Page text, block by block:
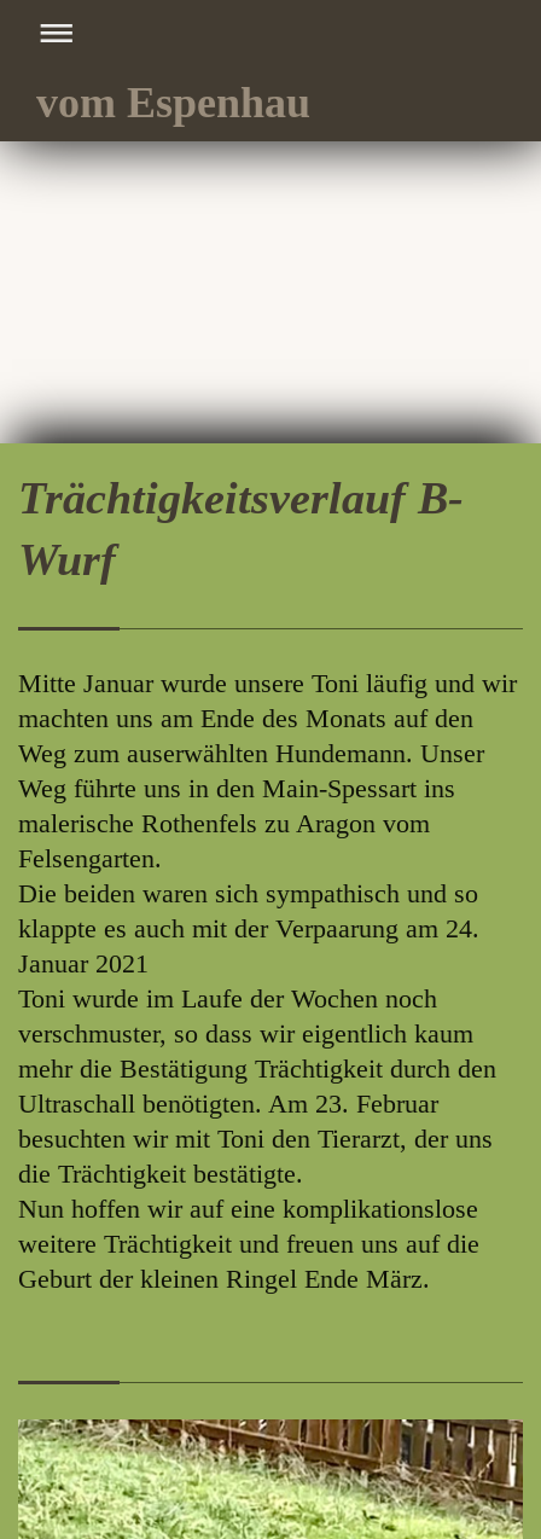
vom Espenhau
Trächtigkeitsverlauf B-
Wurf
Mitte Januar wurde unsere Toni läufig und wir
machten uns am Ende des Monats auf den
Weg zum auserwählten Hundemann. Unser
Weg führte uns in den Main-Spessart ins
malerische Rothenfels zu Aragon vom
Felsengarten.
Die beiden waren sich sympathisch und so
klappte es auch mit der Verpaarung am 24.
Januar 2021
Toni wurde im Laufe der Wochen noch
verschmuster, so dass wir eigentlich kaum
mehr die Bestätigung Trächtigkeit durch den
Ultraschall benötigten. Am 23. Februar
besuchten wir mit Toni den Tierarzt, der uns
die Trächtigkeit bestätigte.
Nun hoffen wir auf eine komplikationslose
weitere Trächtigkeit und freuen uns auf die
Geburt der kleinen Ringel Ende März.